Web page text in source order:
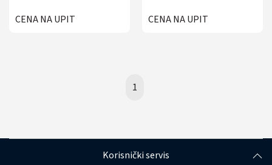
CENA NA UPIT CENA NA UPIT
1
Korisnički servis